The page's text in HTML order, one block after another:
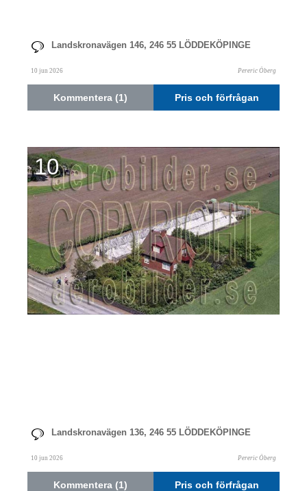
Landskronavägen 146, 246 55 LÖDDEKÖPINGE
10 jun 2026 Pereric Öberg
Kommentera (1) Pris och förfrågan
10
Landskronavägen 136, 246 55 LÖDDEKÖPINGE
10 jun 2026 Pereric Öberg
Kommentera (1) Pris och förfrågan